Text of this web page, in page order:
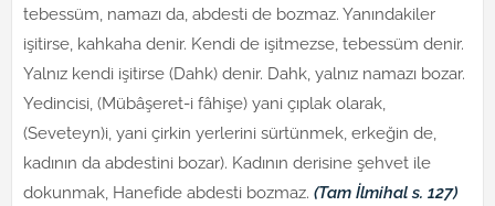
tebessüm, namazı da, abdesti de bozmaz. Yanındakiler
işitirse, kahkaha denir. Kendi de işitmezse, tebessüm denir.
Yalnız kendi işitirse (Dahk) denir. Dahk, yalnız namazı bozar.
Yedincisi, (Mübâşeret-i fâhişe) yani çıplak olarak,
(Seveteyn)i, yani çirkin yerlerini sürtünmek, erkeğin de,
kadının da abdestini bozar). Kadının derisine şehvet ile
dokunmak, Hanefide abdesti bozmaz. (Tam İlmihal s. 127)